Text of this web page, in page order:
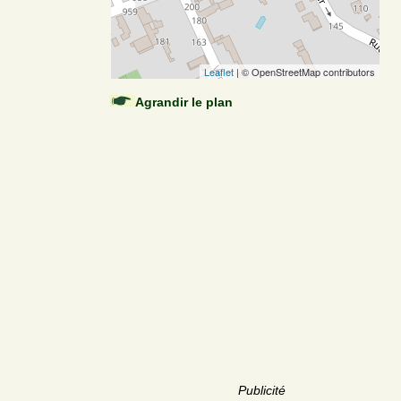
Leaflet | © OpenStreetMap contributors
Agrandir le plan
Publicité